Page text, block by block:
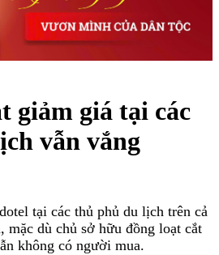
giảm giá tại các
vẫn vắng
tại các thủ phủ du lịch trên cả
mặc dù chủ sở hữu đồng loạt cắt
không có người mua.